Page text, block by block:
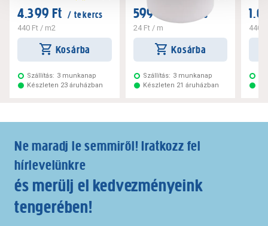
4.399 Ft / tekercs
440 Ft / m2
Kosárba
Szállítás: 3 munkanap
Készleten 23 áruházban
599 Ft / tekercs
24 Ft/ m
Kosárba
Szállítás: 3 munkanap
Készleten 21 áruházban
440
Ne maradj le semmiről! Iratkozz fel
hírlevelünkre
és merülj el kedvezményeink
tengerében!